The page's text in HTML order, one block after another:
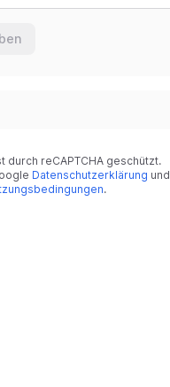
durch reCAPTCHA geschützt.
Datenschutzerklärung und
.